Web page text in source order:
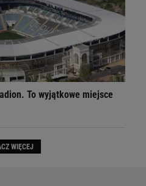
To wyjątkowe miejsce
WIĘCEJ